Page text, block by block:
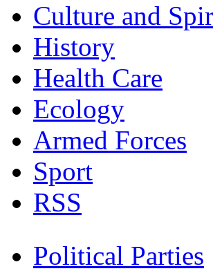
Culture and
History
Health Care
Ecology
Armed Forces
Sport
RSS
Political Parties